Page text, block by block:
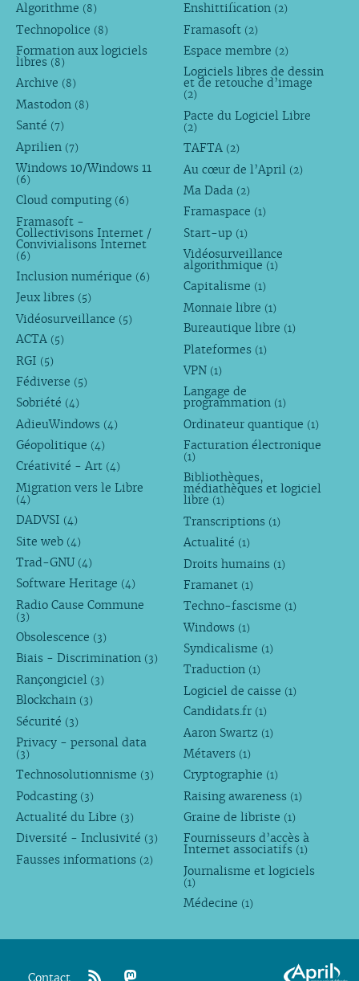
Algorithme (8)
Technopolice (8)
Formation aux logiciels
libres (8)
Archive (8)
Mastodon (8)
Santé (7)
Aprilien (7)
Windows 10/Windows 11
(6)
Cloud computing (6)
Framasoft -
Collectivisons Internet /
Convivialisons Internet
(6)
Inclusion numérique (6)
Jeux libres (5)
Vidéosurveillance (5)
ACTA (5)
RGI (5)
Fédiverse (5)
Sobriété (4)
AdieuWindows (4)
Géopolitique (4)
Créativité - Art (4)
Migration vers le Libre
(4)
DADVSI (4)
Site web (4)
Trad-GNU (4)
Software Heritage (4)
Radio Cause Commune
(3)
Obsolescence (3)
Biais - Discrimination (3)
Rançongiciel (3)
Blockchain (3)
Sécurité (3)
Privacy - personal data
(3)
Technosolutionnisme (3)
Podcasting (3)
Actualité du Libre (3)
Diversité - Inclusivité (3)
Fausses informations (2)
Enshittification (2)
Framasoft (2)
Espace membre (2)
Logiciels libres de dessin
et de retouche d’image
(2)
Pacte du Logiciel Libre
(2)
TAFTA (2)
Au cœur de l’April (2)
Ma Dada (2)
Framaspace (1)
Start-up (1)
Vidéosurveillance
algorithmique (1)
Capitalisme (1)
Monnaie libre (1)
Bureautique libre (1)
Plateformes (1)
VPN (1)
Langage de
programmation (1)
Ordinateur quantique (1)
Facturation électronique
(1)
Bibliothèques,
médiathèques et logiciel
libre (1)
Transcriptions (1)
Actualité (1)
Droits humains (1)
Framanet (1)
Techno-fascisme (1)
Windows (1)
Syndicalisme (1)
Traduction (1)
Logiciel de caisse (1)
Candidats.fr (1)
Aaron Swartz (1)
Métavers (1)
Cryptographie (1)
Raising awareness (1)
Graine de libriste (1)
Fournisseurs d’accès à
Internet associatifs (1)
Journalisme et logiciels
(1)
Médecine (1)
Contact